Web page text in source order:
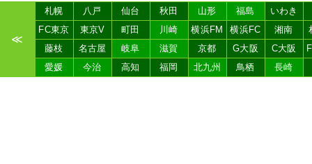
≪
札幌 八戸 仙台 秋田 山形 福島
いわき
FC東京
東京V 町田 川崎 横浜FM 横浜FC 湘南
藤枝
名古屋 岐阜 滋賀 京都 G大阪 C大阪
愛媛
今治 高知 福岡 北九州 鳥栖 長崎